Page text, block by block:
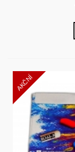
AKČNÍ